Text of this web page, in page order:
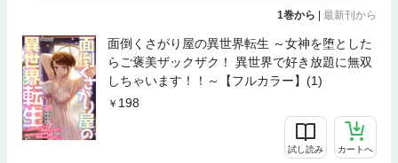
1巻から | 最新刊から
面倒くさがり屋の異世界転生 ～女神を堕とした
らご褒美ザックザク！ 異世界で好き放題に無双
しちゃいます！！～【フルカラー】(1)
198
試し読み カートへ